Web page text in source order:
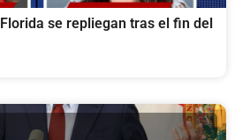
se repliegan tras el fin del